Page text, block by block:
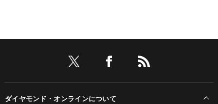
ダイヤモンド・オンラインについて